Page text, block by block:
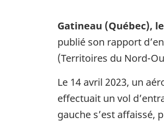
Gatineau (Québec),
publié son rapport
(Territoires du Nord-
Le 14 avril 2023, un
effectuait un vol
gauche s’est affaissé,